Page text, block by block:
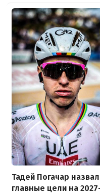
Тадей Погачар назвал
главные цели на